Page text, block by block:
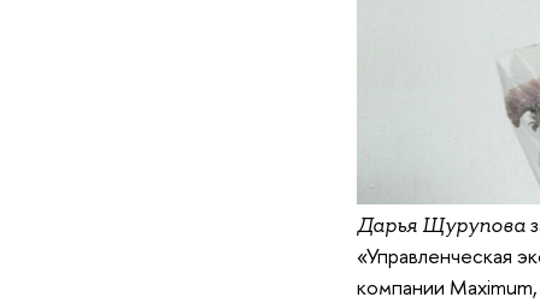
Дарья Щурупова
«Управленческая
компании